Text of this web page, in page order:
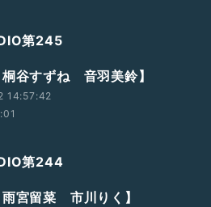
第245
桐谷すずね 音羽美鈴】
14:57:42
第244
雨宮留菜 市川りく】